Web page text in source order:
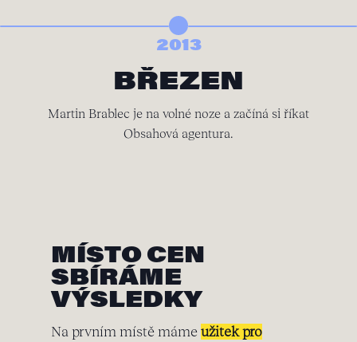
2013
BŘEZEN
Martin Brablec je na volné noze a začíná si říkat
Obsahová agentura.
MÍSTO CEN
SBÍRÁME
VÝSLEDKY
Na prvním místě máme užitek pro